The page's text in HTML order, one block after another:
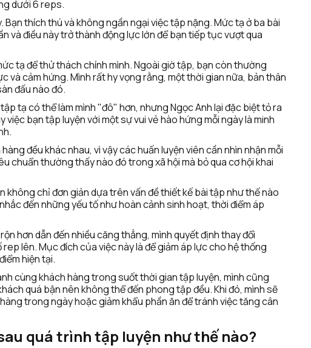
dưới 6 reps.
thích thú và không ngần ngại việc tập nặng. Mức tạ ở ba bài
và điều này trở thành động lực lớn để bạn tiếp tục vượt qua
tạ để thử thách chính mình. Ngoài giờ tập, bạn còn thường
và cảm hứng. Mình rất hy vọng rằng, một thời gian nữa, bản thân
đấu nào đó.
tạ có thể làm mình "đô" hơn, nhưng Ngọc Anh lại đặc biệt tỏ ra
bạn tập luyện với một sự vui vẻ hào hứng mỗi ngày là minh
đều khác nhau, vì vậy các huấn luyện viên cần nhìn nhận mỗi
chuẩn thường thấy nào đó trong xã hội mà bỏ qua cơ hội khai
chỉ đơn giản dựa trên vấn đề thiết kế bài tập như thế nào
đến những yếu tố như hoàn cảnh sinh hoạt, thời điểm áp
hơn dẫn đến nhiều căng thẳng, mình quyết định thay đổi
lên. Mục đích của việc này là để giảm áp lực cho hệ thống
hiện tại.
cùng khách hàng trong suốt thời gian tập luyện, mình cũng
quá bận nên không thể đến phong tập đều. Khi đó, mình sẽ
trong ngày hoặc giảm khẩu phần ăn để tránh việc tăng cân
quá trình tập luyện như thế nào?